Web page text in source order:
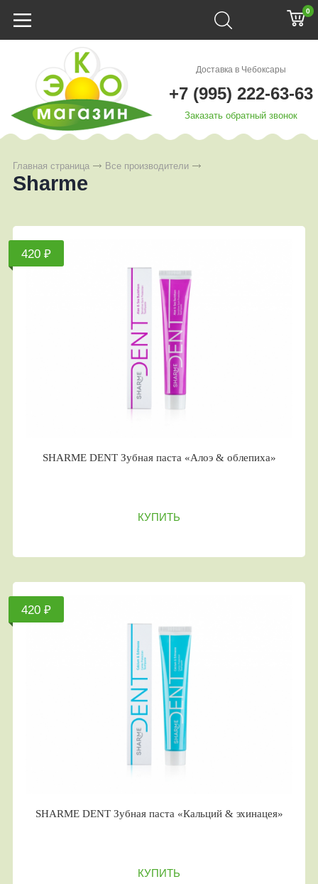
0
Доставка в Чебоксары
+7 (995) 222-63-63
Заказать обратный звонок
Главная страница Все производители
Sharme
420 ₽
SHARME DENT Зубная паста «Алоэ & облепиха»
КУПИТЬ
420 ₽
SHARME DENT Зубная паста «Кальций & эхинацея»
КУПИТЬ